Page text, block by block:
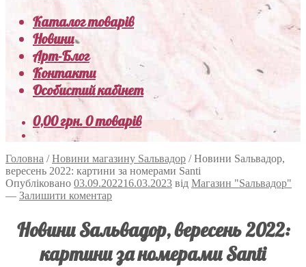
Каталог товарів
Новини
Арт-Блог
Контакти
Особистий кабінет
0,00грн.0 товарів
Головна /Новини магазину Sальвадор /Новини Sальвадор,
вересень 2022: картини за номерами Santi
Опубліковано 03.09.202216.03.2023 від Магазин "Sальвадор"
— Залишити коментар
Новини Sальвадор, вересень 2022:
картини за номерами Santi